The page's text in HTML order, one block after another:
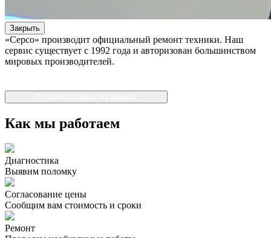
Закрыть
«Серсо» производит официальный ремонт техники. Наш
сервис существует с 1992 года и авторизован большинством
мировых производителей.
Как мы работаем
Диагностика
Выявим поломку
Согласование цены
Сообщим вам стоимость и сроки
Ремонт